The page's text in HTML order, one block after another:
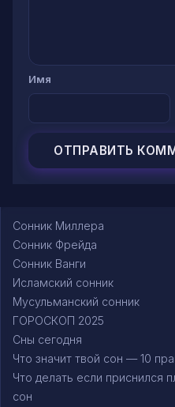
Имя
Сонник Миллера
Сонник Фрейда
Сонник Ванги
Исламский сонник
Мусульманский сонник
ГОРОСКОП 2025
Сны сегодня
Что значит твой сон — 10
Что делать если приснился
сон